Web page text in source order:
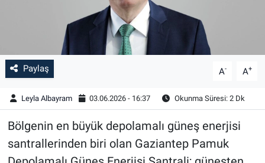
Paylaş A- A+
Leyla Albayram 03.06.2026 - 16:37 Okunma Süresi: 2 Dk
Bölgenin en büyük depolamalı güneş enerjisi
santrallerinden biri olan Gaziantep Pamuk